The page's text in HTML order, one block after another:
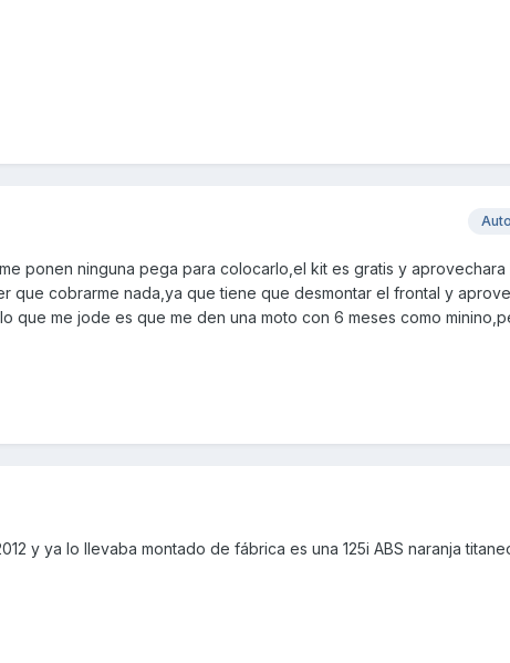
ponen ninguna pega para colocarlo,el kit es gratis y aprovechara
que cobrarme nada,ya que tiene que desmontar el frontal y
que me jode es que me den una moto con 6 meses como
y ya lo llevaba montado de fábrica es una 125i ABS naranja